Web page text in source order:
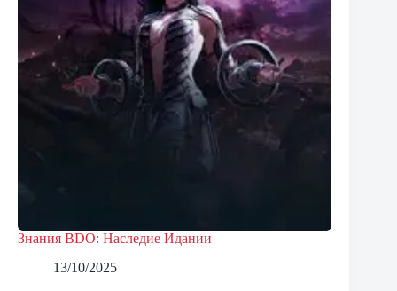
Знания BDO: Наследие Идании
13/10/2025